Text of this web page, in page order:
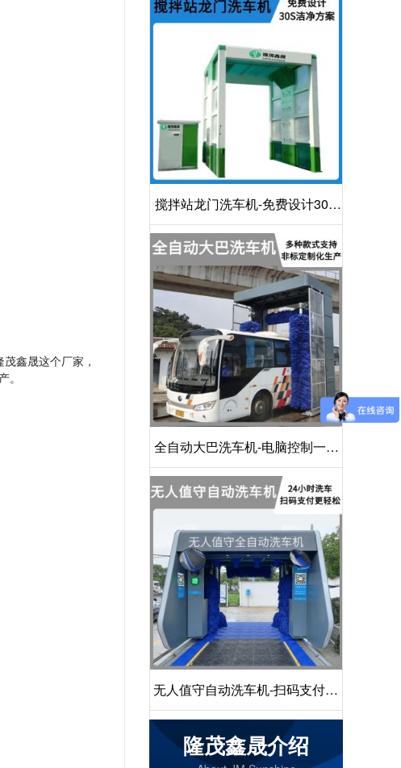
鑫晟这个厂家，
搅拌站龙门洗车机-免费设计30S
洁净方案[隆茂鑫晟]
全自动大巴洗车机-电脑控制一键
启动清洗[隆茂鑫晟]
无人值守自动洗车机-扫码支付24
小时不停机洗车[隆茂鑫晟]
隆茂鑫晟介绍